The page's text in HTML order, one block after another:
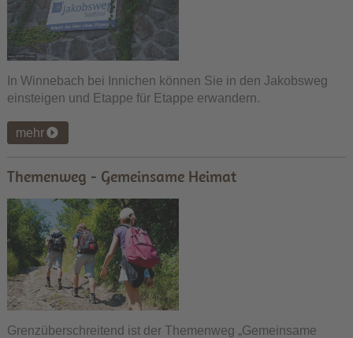
In Winnebach bei Innichen können Sie in den Jakobsweg
einsteigen und Etappe für Etappe erwandern.
mehr
Themenweg - Gemeinsame Heimat
Grenzüberschreitend ist der Themenweg „Gemeinsame